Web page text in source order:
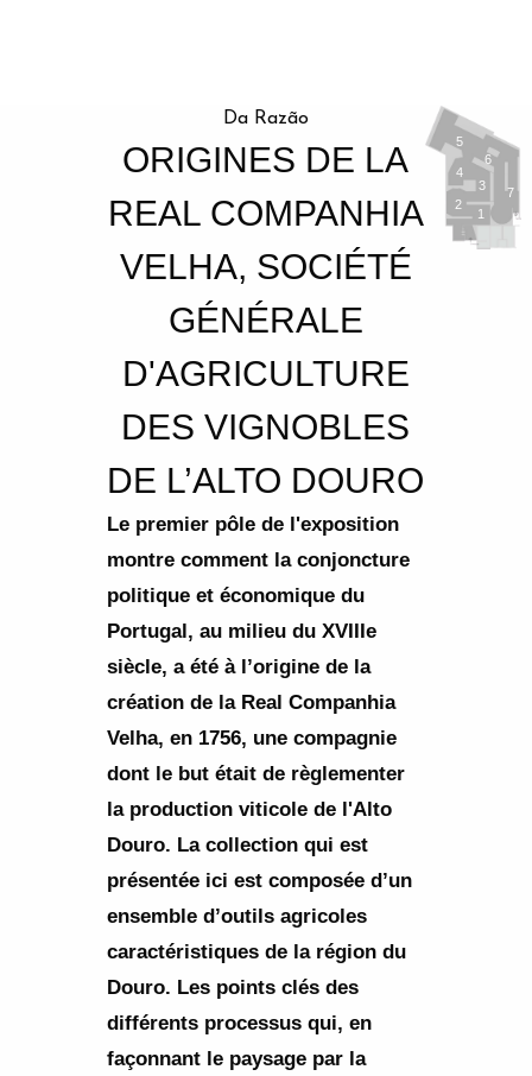
Da Razão
ORIGINES DE LA
REAL COMPANHIA
VELHA, SOCIÉTÉ
GÉNÉRALE
D'AGRICULTURE
DES VIGNOBLES
DE L’ALTO DOURO
Le premier pôle de l'exposition
montre comment la conjoncture
politique et économique du
Portugal, au milieu du XVIIIe
siècle, a été à l’origine de la
création de la Real Companhia
Velha, en 1756, une compagnie
dont le but était de règlementer
la production viticole de l'Alto
Douro. La collection qui est
présentée ici est composée d’un
ensemble d’outils agricoles
caractéristiques de la région du
Douro. Les points clés des
différents processus qui, en
façonnant le paysage par la
1
2
3
4
5
6
7